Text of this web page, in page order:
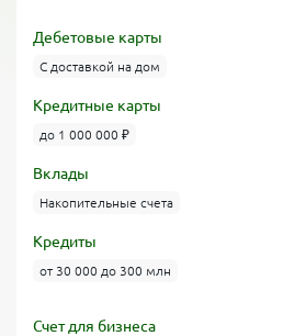
Дебетовые карты
С доставкой на дом
Кредитные карты
до 1 000 000 ₽
Вклады
Накопительные счета
Кредиты
от 30 000 до 300 млн
Счет для бизнеса